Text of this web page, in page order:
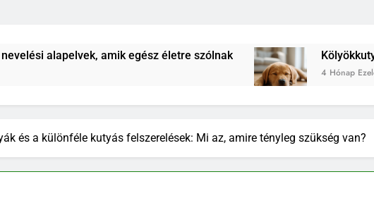
amik egész életre szólnak Kölyökkutya lefárasztása:
4 Hónap Ezelőtt
és a különféle kutyás felszerelések: Mi az, amire tényleg szükség van?